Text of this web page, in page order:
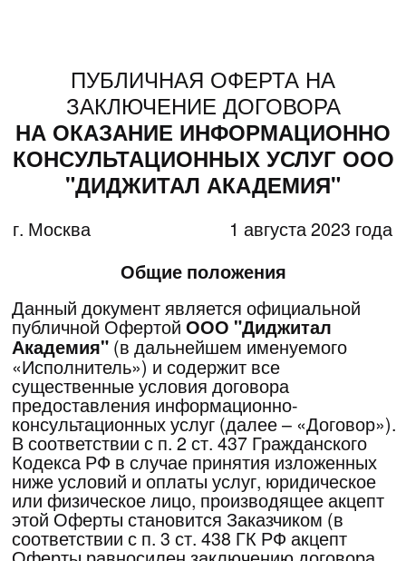
ЗАКЛЮЧЕНИЕ ДОГОВОРА
НА ОКАЗАНИЕ ИНФОРМАЦИОННО
КОНСУЛЬТАЦИОННЫХ УСЛУГ ООО
"ДИДЖИТАЛ АКАДЕМИЯ"
г. Москва 1 августа 2023 года
Общие положения
Данный документ является официальной
публичной Офертой ООО "Диджитал
«Исполнитель») и содержит все
существенные условия договора
предоставления информационно-
консультационных услуг (далее – «Договор»).
В соответствии с п. 2 ст. 437 Гражданского
Кодекса РФ в случае принятия изложенных
ниже условий и оплаты услуг, юридическое
или физическое лицо, производящее акцепт
этой Оферты становится Заказчиком (в
соответствии с п. 3 ст. 438 ГК РФ акцепт
Оферты равносилен заключению договора
на условиях, изложенных в Оферте), а
Исполнитель и Заказчик совместно –
сторонами договора (далее – «Стороны»).
В связи с вышеизложенным, просим
внимательно ознакомиться с текстом
данного предложения заключить Договор
(Офертой). Если Вы не согласны на ее
условия и правила, Исполнитель предлагает
Вам отказаться от заключения Договора и
использования услуг Исполнителя.